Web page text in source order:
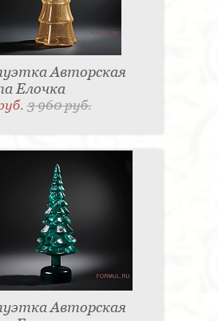
Авторская
Елочка
3 960 руб.
Авторская